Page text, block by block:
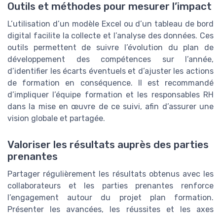
Outils et méthodes pour mesurer l’impact
L’utilisation d’un modèle Excel ou d’un tableau de bord
digital facilite la collecte et l’analyse des données. Ces
outils permettent de suivre l’évolution du plan de
développement des compétences sur l’année,
d’identifier les écarts éventuels et d’ajuster les actions
de formation en conséquence. Il est recommandé
d’impliquer l’équipe formation et les responsables RH
dans la mise en œuvre de ce suivi, afin d’assurer une
vision globale et partagée.
Valoriser les résultats auprès des parties
prenantes
Partager régulièrement les résultats obtenus avec les
collaborateurs et les parties prenantes renforce
l’engagement autour du projet plan formation.
Présenter les avancées, les réussites et les axes